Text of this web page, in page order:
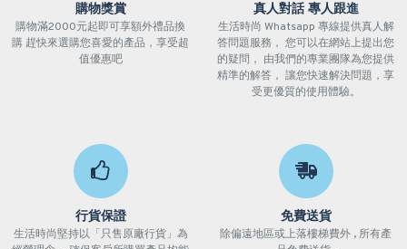
購物獎賞
購物滿2000元起即可享額外禮品換
購 趕快來選購您喜愛的產品，享受超
值優惠吧
真人對話 專人跟進
生活時尚 Whatsapp 專線提供真人解
答問題服務， 您可以在網站上提出您
的疑問， 由我們的專業團隊為您提供
精準的解答， 讓您快速解決問題，享
受更優質的使用體驗。
行貨保證
生活時尚堅持以「只售原廠行貨」為
免費送貨
除偏遠地區或上落樓梯費外 , 所有產